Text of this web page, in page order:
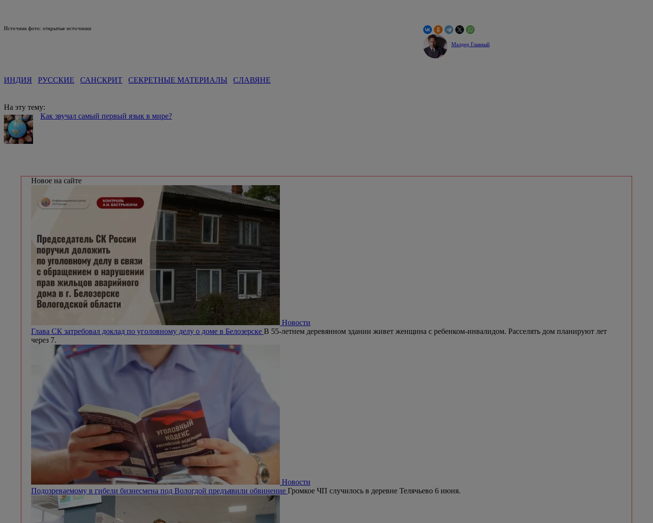
Источник фото: открытые источники
Малдер Главный
ИНДИЯ РУССКИЕ САНСКРИТ СЕКРЕТНЫЕ МАТЕРИАЛЫ СЛАВЯНЕ
На эту тему:
Как звучал самый первый язык в мире?
Новое на сайте
Новости
Глава СК затребовал доклад по уголовному делу о доме в Белозерске В 55-летнем деревянном здании живет женщина с ребенком-инвалидом. Расселять дом планируют лет
через 7.
Новости
Подозреваемому в гибели бизнесмена под Вологдой предъявили обвинение Громкое ЧП случилось в деревне Телячьево 6 июня.